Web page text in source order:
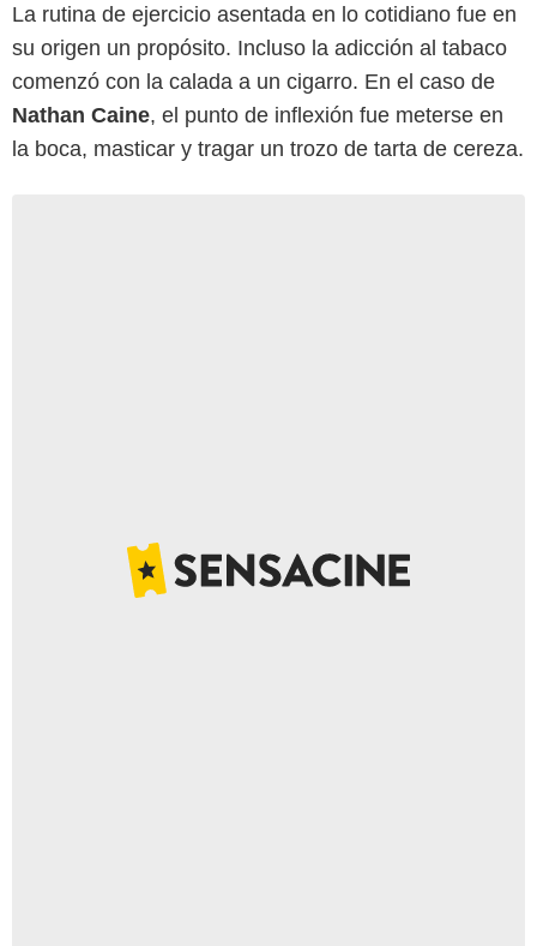
La rutina de ejercicio asentada en lo cotidiano fue en
su origen un propósito. Incluso la adicción al tabaco
comenzó con la calada a un cigarro. En el caso de
Nathan Caine, el punto de inflexión fue meterse en
la boca, masticar y tragar un trozo de tarta de cereza.